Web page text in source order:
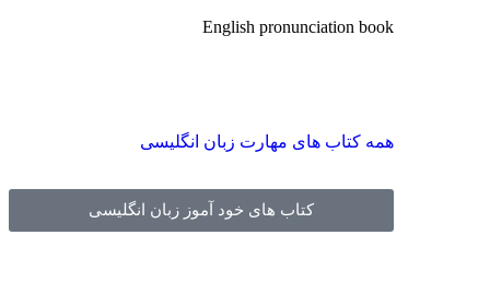
English pronunciation book
همه کتاب های مهارت زبان انگلیسی
کتاب های خود آموز زبان انگلیسی